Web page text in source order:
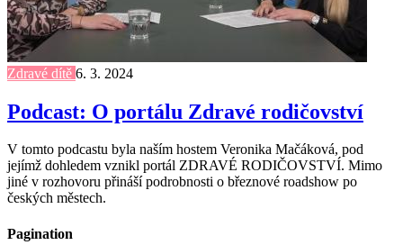
Zdravé dítě 6. 3. 2024
Podcast: O portálu Zdravé rodičovství
V tomto podcastu byla naším hostem Veronika Mačáková, pod
jejímž dohledem vznikl portál ZDRAVÉ RODIČOVSTVÍ. Mimo
jiné v rozhovoru přináší podrobnosti o březnové roadshow po
českých městech.
Pagination